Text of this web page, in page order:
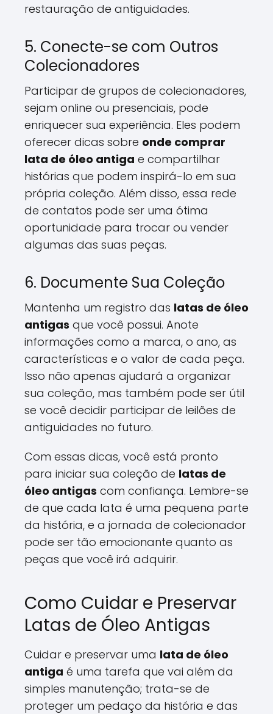
restauração de antiguidades.
5. Conecte-se com Outros
Colecionadores
Participar de grupos de colecionadores,
sejam online ou presenciais, pode
enriquecer sua experiência. Eles podem
oferecer dicas sobre onde comprar
lata de óleo antiga e compartilhar
histórias que podem inspirá-lo em sua
própria coleção. Além disso, essa rede
de contatos pode ser uma ótima
oportunidade para trocar ou vender
algumas das suas peças.
6. Documente Sua Coleção
Mantenha um registro das latas de óleo
antigas que você possui. Anote
informações como a marca, o ano, as
características e o valor de cada peça.
Isso não apenas ajudará a organizar
sua coleção, mas também pode ser útil
se você decidir participar de leilões de
antiguidades no futuro.
Com essas dicas, você está pronto
para iniciar sua coleção de latas de
óleo antigas com confiança. Lembre-se
de que cada lata é uma pequena parte
da história, e a jornada de colecionador
pode ser tão emocionante quanto as
peças que você irá adquirir.
Como Cuidar e Preservar
Latas de Óleo Antigas
Cuidar e preservar uma lata de óleo
antiga é uma tarefa que vai além da
simples manutenção; trata-se de
proteger um pedaço da história e das